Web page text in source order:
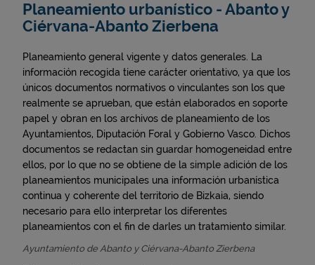
Planeamiento urbanístico - Abanto y
Ciérvana-Abanto Zierbena
Planeamiento general vigente y datos generales. La
información recogida tiene carácter orientativo, ya que los
únicos documentos normativos o vinculantes son los que
realmente se aprueban, que están elaborados en soporte
papel y obran en los archivos de planeamiento de los
Ayuntamientos, Diputación Foral y Gobierno Vasco. Dichos
documentos se redactan sin guardar homogeneidad entre
ellos, por lo que no se obtiene de la simple adición de los
planeamientos municipales una información urbanística
continua y coherente del territorio de Bizkaia, siendo
necesario para ello interpretar los diferentes
planeamientos con el fin de darles un tratamiento similar.
Ayuntamiento de Abanto y Ciérvana-Abanto Zierbena